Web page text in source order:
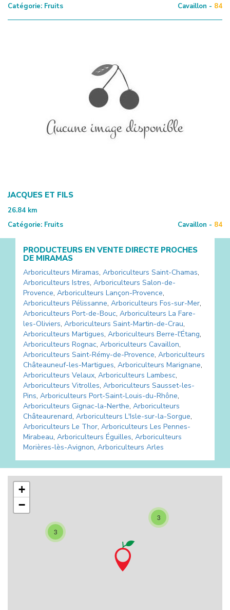
Catégorie: Fruits Cavaillon - 84
JACQUES ET FILS
26.84 km
Catégorie: Fruits Cavaillon - 84
PRODUCTEURS EN VENTE DIRECTE PROCHES
DE MIRAMAS
Arboriculteurs Miramas, Arboriculteurs Saint-Chamas,
Arboriculteurs Istres, Arboriculteurs Salon-de-
Provence, Arboriculteurs Lançon-Provence,
Arboriculteurs Pélissanne, Arboriculteurs Fos-sur-Mer,
Arboriculteurs Port-de-Bouc, Arboriculteurs La Fare-
les-Oliviers, Arboriculteurs Saint-Martin-de-Crau,
Arboriculteurs Martigues, Arboriculteurs Berre-l'Étang,
Arboriculteurs Rognac, Arboriculteurs Cavaillon,
Arboriculteurs Saint-Rémy-de-Provence, Arboriculteurs
Châteauneuf-les-Martigues, Arboriculteurs Marignane,
Arboriculteurs Velaux, Arboriculteurs Lambesc,
Arboriculteurs Vitrolles, Arboriculteurs Sausset-les-
Pins, Arboriculteurs Port-Saint-Louis-du-Rhône,
Arboriculteurs Gignac-la-Nerthe, Arboriculteurs
Châteaurenard, Arboriculteurs L'Isle-sur-la-Sorgue,
Arboriculteurs Le Thor, Arboriculteurs Les Pennes-
Mirabeau, Arboriculteurs Éguilles, Arboriculteurs
Morières-lès-Avignon, Arboriculteurs Arles
3
3
+
−